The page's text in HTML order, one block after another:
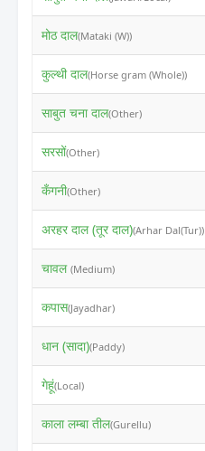
मोठ दाल(Mataki (W))
कुल्थी दाल(Horse gram (Whole))
साबुत चना दाल(Other)
सरसों(Other)
कँगनी(Other)
अरहर दाल (तूर दाल)(Arhar Dal(Tur))
चावल (Medium)
कपास(Jayadhar)
धान (सादा)(Paddy)
गेहूं(Local)
काला लम्बा तील(Gurellu)